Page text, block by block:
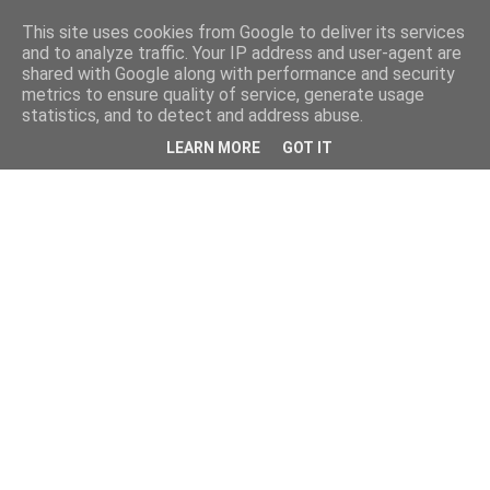
This site uses cookies from Google to deliver its services
and to analyze traffic. Your IP address and user-agent are
shared with Google along with performance and security
metrics to ensure quality of service, generate usage
statistics, and to detect and address abuse.
LEARN MORE GOT IT